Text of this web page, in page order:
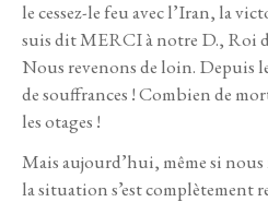
le cessez-le feu avec l’Iran, la
suis dit MERCI à notre D., Roi
Nous revenons de loin. Depuis
de souffrances ! Combien de
les otages !
Mais aujourd’hui, même si nous
la situation s’est complètement